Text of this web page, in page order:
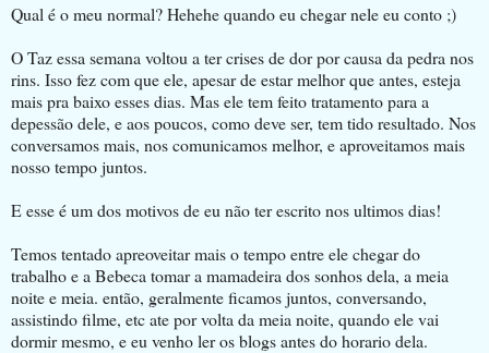
Qual é o meu normal? Hehehe quando eu chegar nele eu conto ;)
O Taz essa semana voltou a ter crises de dor por causa da pedra nos
rins. Isso fez com que ele, apesar de estar melhor que antes, esteja
mais pra baixo esses dias. Mas ele tem feito tratamento para a
depessão dele, e aos poucos, como deve ser, tem tido resultado. Nos
conversamos mais, nos comunicamos melhor, e aproveitamos mais
nosso tempo juntos.
E esse é um dos motivos de eu não ter escrito nos ultimos dias!
Temos tentado apreoveitar mais o tempo entre ele chegar do
trabalho e a Bebeca tomar a mamadeira dos sonhos dela, a meia
noite e meia. então, geralmente ficamos juntos, conversando,
assistindo filme, etc ate por volta da meia noite, quando ele vai
dormir mesmo, e eu venho ler os blogs antes do horario dela.